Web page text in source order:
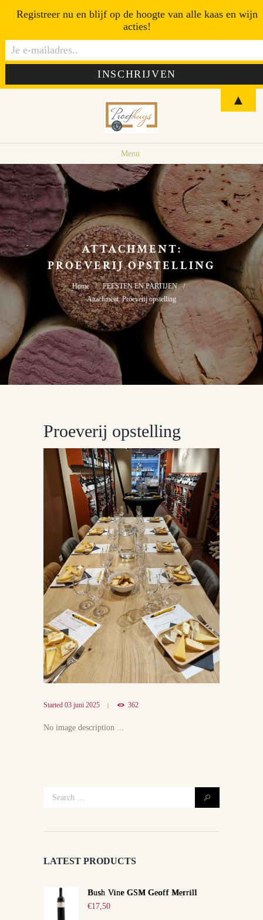
Menu
ATTACHMENT:
PROEVERIJ OPSTELLING
Home
FEESTEN EN PARTIJEN
Attachment: Proeverij opstelling
Proeverij opstelling
Started 03 juni 2025 362
No image description ...
LATEST PRODUCTS
Bush Vine GSM Geoff Merrill
€17,50
Registreer nu en blijf op de hoogte van alle kaas en wijn
acties!
▲